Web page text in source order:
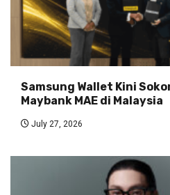
Samsung Wallet Kini
Maybank MAE di Malaysia
July 27, 2026